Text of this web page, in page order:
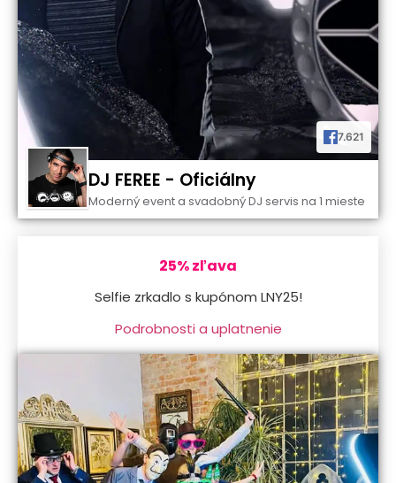
7.621
DJ FEREE - Oficiálny
Moderný event a svadobný DJ servis na 1 mieste
25% zľava
Selfie zrkadlo s kupónom LNY25!
Podrobnosti a uplatnenie